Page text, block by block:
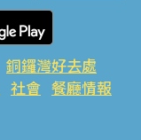
銅鑼灣好去處
社會 餐廳情報